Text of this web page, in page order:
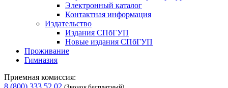
Электронный каталог
Контактная информация
Издательство
Издания СПбГУП
Новые издания СПбГУП
Проживание
Гимназия
Приемная комиссия:
8 (800) 333 52 02